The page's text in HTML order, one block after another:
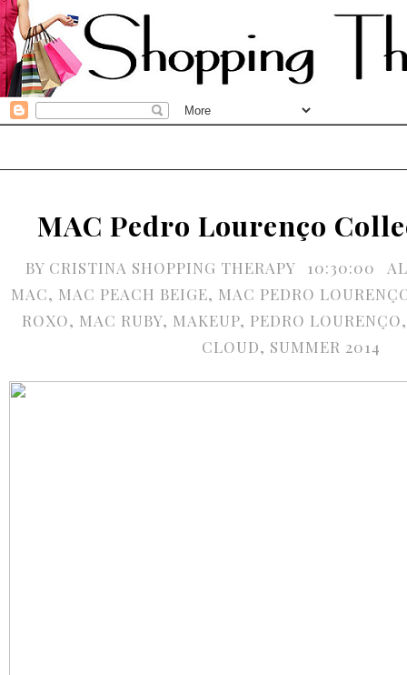
MAC Pedro Lourenço
BY CRISTINA SHOPPING THERAPY 10:30:00
MAC, MAC PEACH BEIGE, MAC PEDRO
ROXO, MAC RUBY, MAKEUP, PEDRO LOURENÇO
CLOUD, SUMMER 2014